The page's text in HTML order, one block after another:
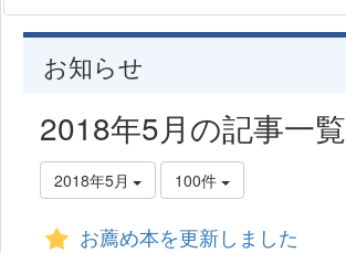
お知らせ
2018年5月の記事一覧
2018年5月 100件
お薦め本を更新しました